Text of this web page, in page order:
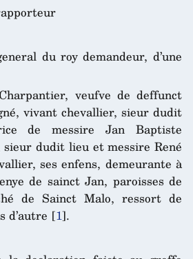
du roy demandeur, d’une
veufve de deffunct
vivant chevallier, sieur dudit
de messire Jan Baptiste
sieur dudit lieu et messire René
ses enfens, demeurante à
de sainct Jan, paroisses de
de Sainct Malo, ressort de
d’autre [1].